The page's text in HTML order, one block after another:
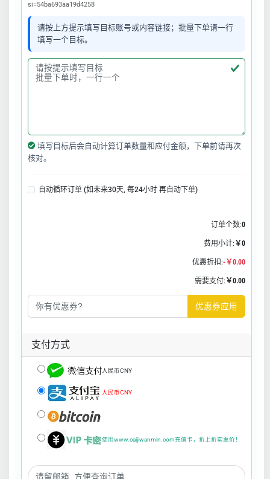
si=54ba693aa19d4258
请按上方提示填写目标账号或内容链接；批量下单请一行
填写一个目标。
填写目标后会自动计算订单数量和应付金额，下单前请再次
核对。
自动循环订单 (如未来30天, 每24小时 再自动下单)
订单个数:0
费用小计: ￥0
优惠折扣:-￥0.00
需要支付: ￥0.00
优惠券应用
支付方式
人民币CNY
人民币CNY
使用www.caijiwanmin.com充值卡，折上折实惠价！